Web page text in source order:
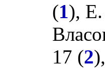
(1), Е.
17 (2),